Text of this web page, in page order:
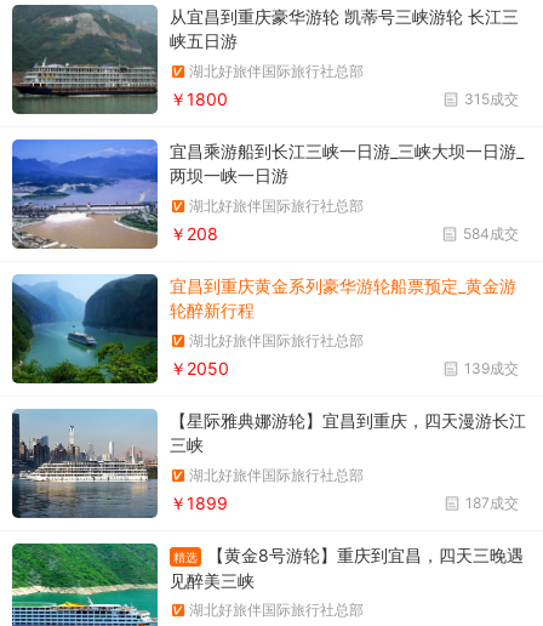
从宜昌到重庆豪华游轮 凯蒂号三峡游轮 长江三
峡五日游
湖北好旅伴国际旅行社总部
315成交
￥1800
宜昌乘游船到长江三峡一日游_三峡大坝一日游_
两坝一峡一日游
湖北好旅伴国际旅行社总部
584成交
￥208
宜昌到重庆黄金系列豪华游轮船票预定_黄金游
轮醉新行程
湖北好旅伴国际旅行社总部
139成交
￥2050
【星际雅典娜游轮】宜昌到重庆，四天漫游长江
三峡
湖北好旅伴国际旅行社总部
187成交
￥1899
精选
【黄金8号游轮】重庆到宜昌，四天三晚遇
见醉美三峡
湖北好旅伴国际旅行社总部